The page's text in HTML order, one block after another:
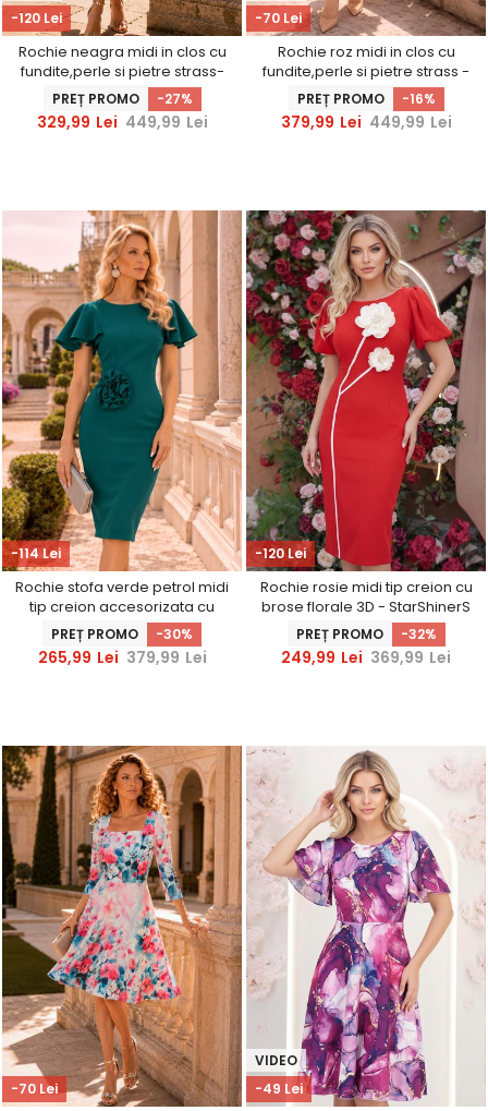
-120 Lei
Rochie neagra midi in clos cu
fundite,perle si pietre strass-
StarShinerS
PREȚ PROMO -27%
329,99 Lei 449,99 Lei
-70 Lei
Rochie roz midi in clos cu
fundite,perle si pietre strass -
StarShinerS
PREȚ PROMO -16%
379,99 Lei 449,99 Lei
-114 Lei
Rochie stofa verde petrol midi
tip creion accesorizata cu
brosa cu pietre strass -
StarShinerS
PREȚ PROMO -30%
265,99 Lei 379,99 Lei
-120 Lei
Rochie rosie midi tip creion cu
brose florale 3D - StarShinerS
PREȚ PROMO -32%
249,99 Lei 369,99 Lei
-70 Lei -49 Lei
VIDEO